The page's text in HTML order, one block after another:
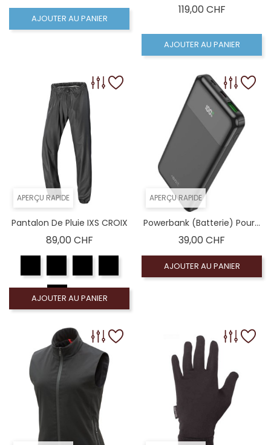
AJOUTER AU PANIER
119,00 CHFPrix
AJOUTER AU PANIER
APERÇU RAPIDE
Pantalon De Pluie IXS CROIX
89,00 CHFPrix
AJOUTER AU PANIER
APERÇU RAPIDE
Powerbank (batterie) Pour...
39,00 CHF
AJOUTER AU PANIER